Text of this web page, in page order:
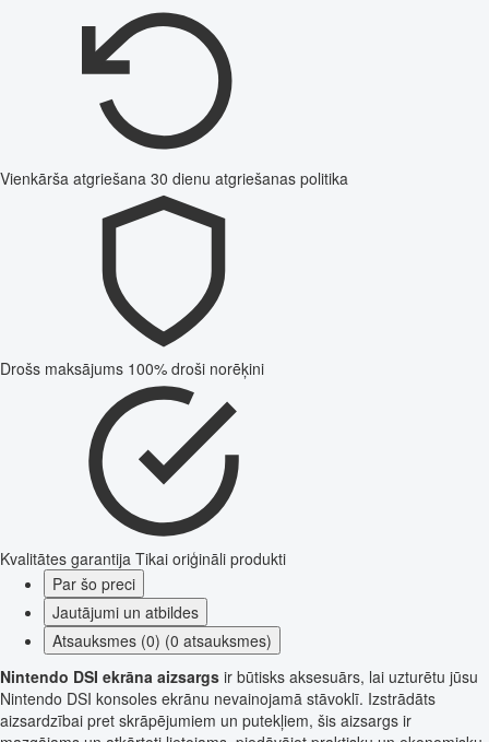
Vienkārša atgriešana 30 dienu atgriešanas politika
Drošs maksājums 100% droši norēķini
Kvalitātes garantija Tikai oriģināli produkti
Par šo preci
Jautājumi un atbildes
Atsauksmes (0) (0 atsauksmes)
Nintendo DSI ekrāna aizsargs ir būtisks aksesuārs, lai uzturētu jūsu
Nintendo DSI konsoles ekrānu nevainojamā stāvoklī. Izstrādāts
aizsardzībai pret skrāpējumiem un putekļiem, šis aizsargs ir